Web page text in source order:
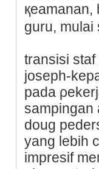
guru, mulai
transisi
joseph-
pada
sampingan
doug
yang lebih
impresif